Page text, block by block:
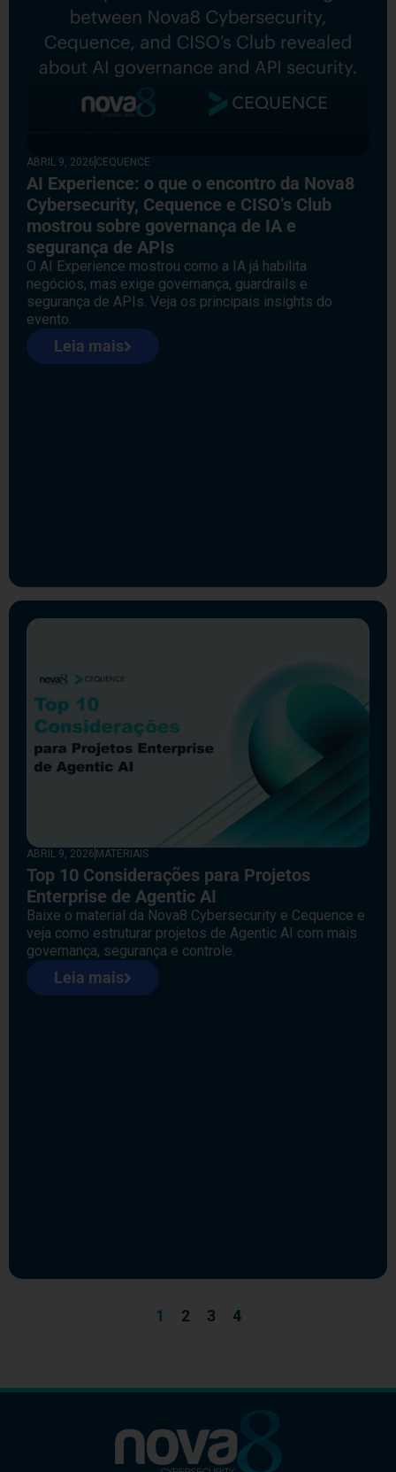
ABRIL 9, 2026 CEQUENCE
AI Experience: o que o encontro da Nova8
Cybersecurity, Cequence e CISO’s Club
mostrou sobre governança de IA e
segurança de APIs
O AI Experience mostrou como a IA já habilita
negócios, mas exige governança, guardrails e
segurança de APIs. Veja os principais insights do
evento.
Leia mais
ABRIL 9, 2026 MATERIAIS
Top 10 Considerações para Projetos
Enterprise de Agentic AI
Baixe o material da Nova8 Cybersecurity e Cequence e
veja como estruturar projetos de Agentic AI com mais
governança, segurança e controle.
Leia mais
1 2 3 4